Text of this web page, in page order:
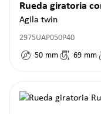
Rueda giratoria
Agila twin
2975UAP050P40
50 mm 69 mm